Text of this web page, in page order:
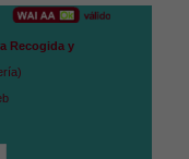
Recogida y